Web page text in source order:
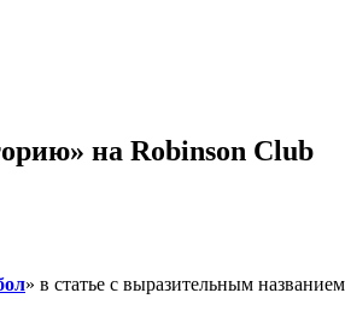
на Robinson Club
» в статье с выразительным